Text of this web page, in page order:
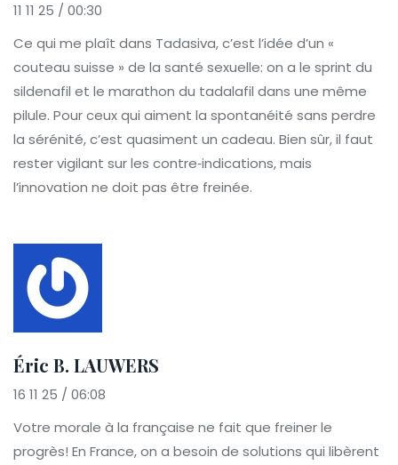
11 11 25 / 00:30
Ce qui me plaît dans Tadasiva, c’est l’idée d’un «
couteau suisse » de la santé sexuelle: on a le sprint du
sildenafil et le marathon du tadalafil dans une même
pilule. Pour ceux qui aiment la spontanéité sans perdre
la sérénité, c’est quasiment un cadeau. Bien sûr, il faut
rester vigilant sur les contre‑indications, mais
l’innovation ne doit pas être freinée.
Éric B. LAUWERS
16 11 25 / 06:08
Votre morale à la française ne fait que freiner le
progrès! En France, on a besoin de solutions qui libèrent